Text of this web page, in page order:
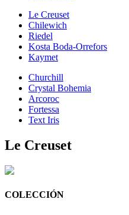
Le Creuset
Chilewich
Riedel
Kosta Boda-Orrefors
Kaymet
Churchill
Crystal Bohemia
Arcoroc
Fortessa
Text Iris
Le Creuset
COLECCIÓN